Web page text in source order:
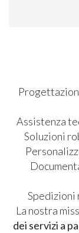
Assistenza
Soluzioni
Spedizioni
La nostra
dei servizi a